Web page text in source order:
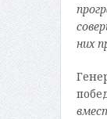
них